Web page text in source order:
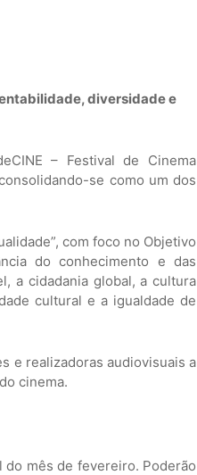
diversidade e
– Festival de Cinema
se como um dos
com foco no Objetivo
do conhecimento e das
a cidadania global, a cultura
cultural e a igualdade de
e realizadoras audiovisuais a
cinema.
mês de fevereiro. Poderão